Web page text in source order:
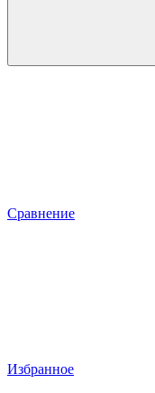
Сравнение
Избранное